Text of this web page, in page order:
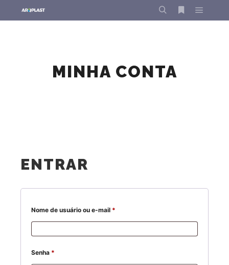
Pesquisa
Mais Menu
MINHA CONTA
ENTRAR
Nome de usuário ou e-mail *
Senha *